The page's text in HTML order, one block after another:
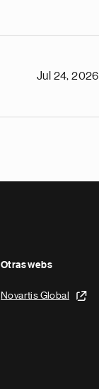
Jul 24, 2026
Otras webs
Novartis Global